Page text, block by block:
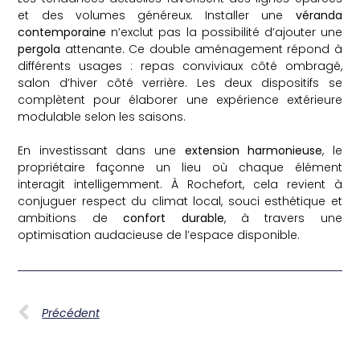
et des volumes généreux. Installer une véranda
contemporaine n’exclut pas la possibilité d’ajouter une
pergola attenante. Ce double aménagement répond à
différents usages : repas conviviaux côté ombragé,
salon d’hiver côté verrière. Les deux dispositifs se
complètent pour élaborer une expérience extérieure
modulable selon les saisons.
En investissant dans une extension harmonieuse, le
propriétaire façonne un lieu où chaque élément
interagit intelligemment. À Rochefort, cela revient à
conjuguer respect du climat local, souci esthétique et
ambitions deconfort durable, à travers une
optimisation audacieuse de l’espace disponible.
Précédent